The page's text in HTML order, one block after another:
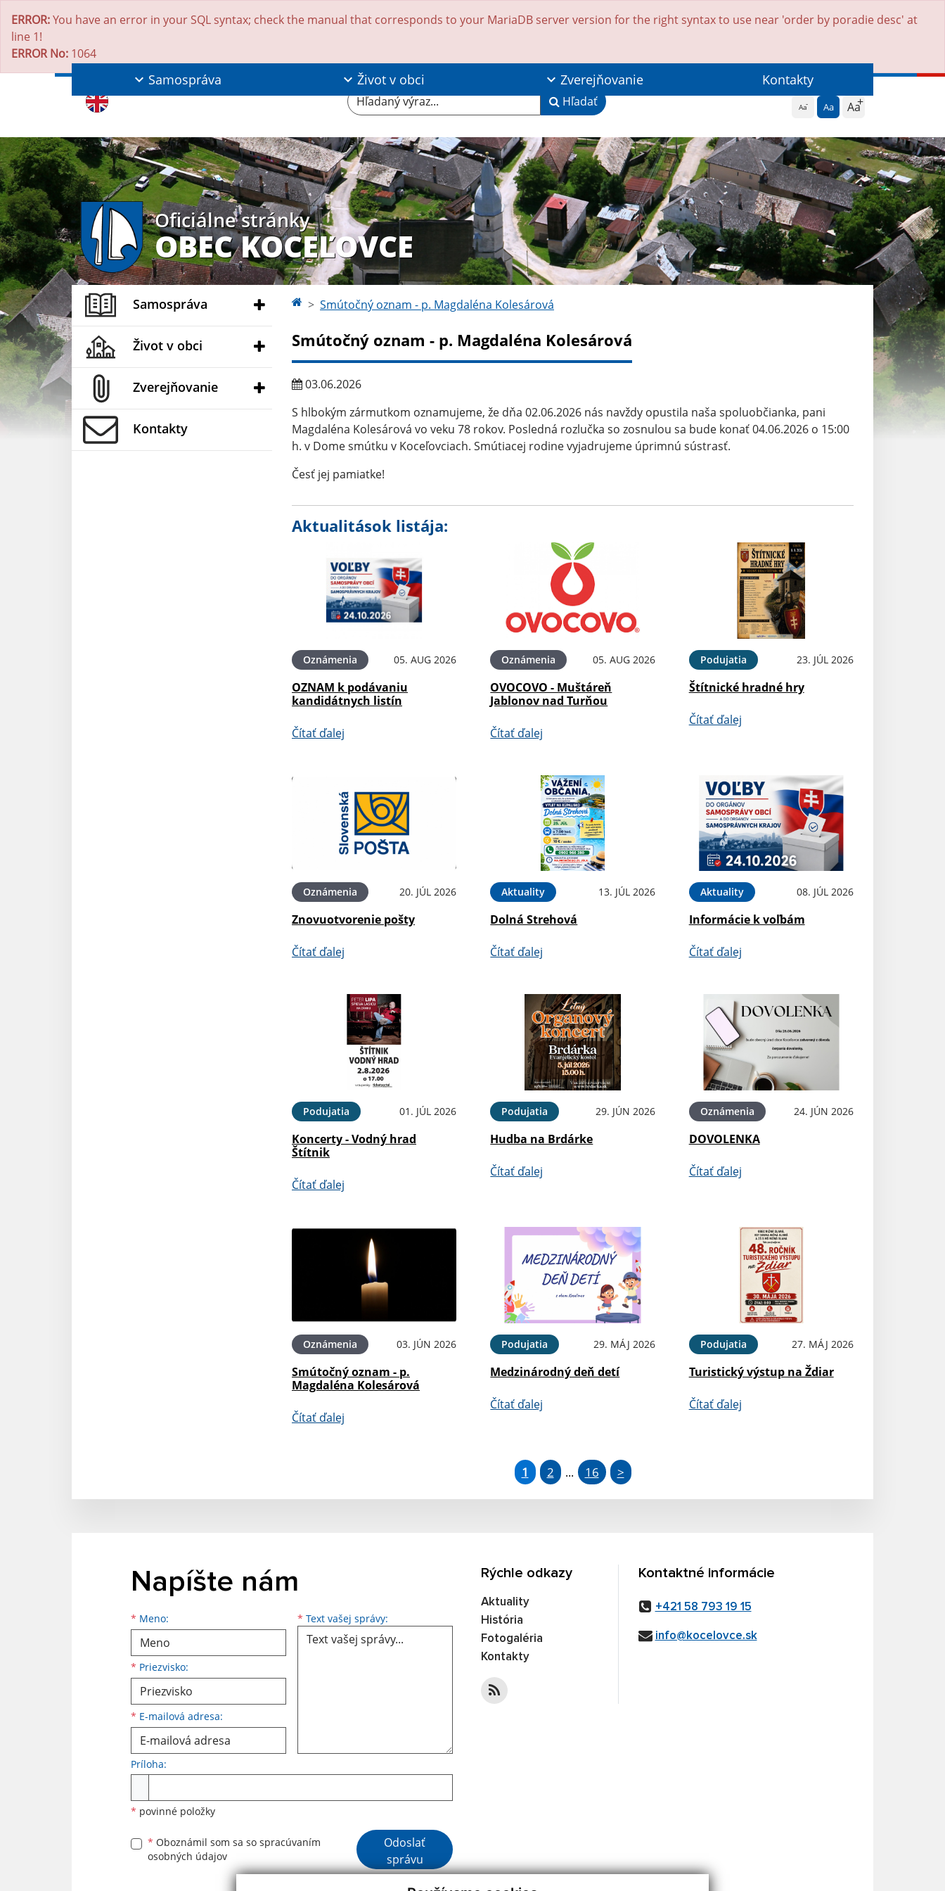
ERROR:You have an error in your SQL syntax; check the manual that corresponds to your MariaDB server version for the right syntax to use near 'order by poradie desc' at
line 1!
ERROR No: 1064
Aa Aa Aa
Hľadaný výraz... Hľadať
Samospráva Život v obci Zverejňovanie Kontakty
Oficiálne stránky
OBEC KOCEĽOVCE
Samospráva
Život v obci
Zverejňovanie
Kontakty
Smútočný oznam - p. Magdaléna Kolesárová
Smútočný oznam - p. Magdaléna Kolesárová
03.06.2026
S hlbokým zármutkom oznamujeme, že dňa 02.06.2026 nás navždy opustila naša spoluobčianka, pani
Magdaléna Kolesárová vo veku 78 rokov. Posledná rozlučka so zosnulou sa bude konať 04.06.2026 o 15:00
h. v Dome smútku v Koceľovciach. Smútiacej rodine vyjadrujeme úprimnú sústrasť.
Česť jej pamiatke!
Aktualitások listája:
Oznámenia 05. AUG 2026
OZNAM k podávaniu
kandidátnych listín
Čítať ďalej
Oznámenia 05. AUG 2026
OVOCOVO - Muštáreň
Jablonov nad Turňou
Čítať ďalej
Podujatia 23. JÚL 2026
Štítnické hradné hry
Čítať ďalej
Oznámenia 20. JÚL 2026
Znovuotvorenie pošty
Čítať ďalej
Aktuality 13. JÚL 2026
Dolná Strehová
Čítať ďalej
Aktuality 08. JÚL 2026
Informácie k voľbám
Čítať ďalej
Podujatia 01. JÚL 2026
Koncerty - Vodný hrad
Štítnik
Čítať ďalej
Podujatia 29. JÚN 2026
Hudba na Brdárke
Čítať ďalej
Oznámenia 24. JÚN 2026
DOVOLENKA
Čítať ďalej
Oznámenia 03. JÚN 2026
Smútočný oznam - p.
Magdaléna Kolesárová
Čítať ďalej
Podujatia 29. MÁJ 2026
Medzinárodný deň detí
Čítať ďalej
Podujatia 27. MÁJ 2026
Turistický výstup na Ždiar
Čítať ďalej
1 2 ... 16 >
Napíšte nám
* Meno:
Meno
* Priezvisko:
Priezvisko
* E-mailová adresa:
E-mailová adresa * Text vašej správy: Text vašej správy...
Príloha:
* povinné položky
* Oboznámil som sa so spracúvaním
osobných údajov
Google reCaptcha Response
Odoslať
správu
Rýchle odkazy
Aktuality
História
Fotogaléria
Kontakty
Kontaktné informácie
+421 58 793 19 15
info@kocelovce.sk